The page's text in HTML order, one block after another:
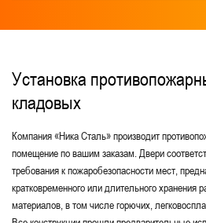
Двустворчатые противопожарные двери
Для технических помещений
Для переходных балконов
С толщиной стали 2 мм Для
Установка
кладовых
Компания «Ника Сталь» производит
помещение по вашим заказам. Двери
требования к пожаробезопасности мест,
кратковременного или длительного хранения
материалов, в том числе горючих,